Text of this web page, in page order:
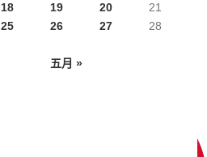
五月 »
18 19 20
21
25 26 27
28